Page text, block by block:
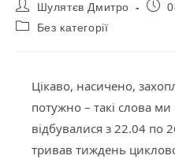
Шулятєв Дмитро
Без категорії
Цікаво, насичено,
потужно – такі слова ми
відбувалися з 22.04 по
тривав тиждень